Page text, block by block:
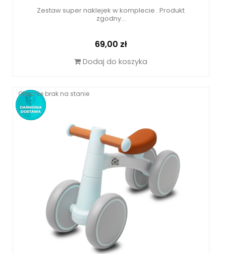
Zestaw super naklejek w komplecie . Produkt
zgodny...
Cena
69,00 zł
Dodaj do koszyka
Obecnie brak na stanie